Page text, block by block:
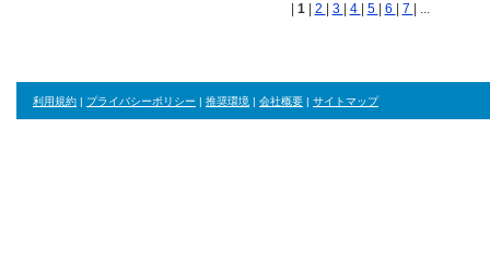
1 2 3 4 5 6 7 | ...
利用規約 | プライバシーポリシー | 推奨環境 | 会社概要 | サイトマップ